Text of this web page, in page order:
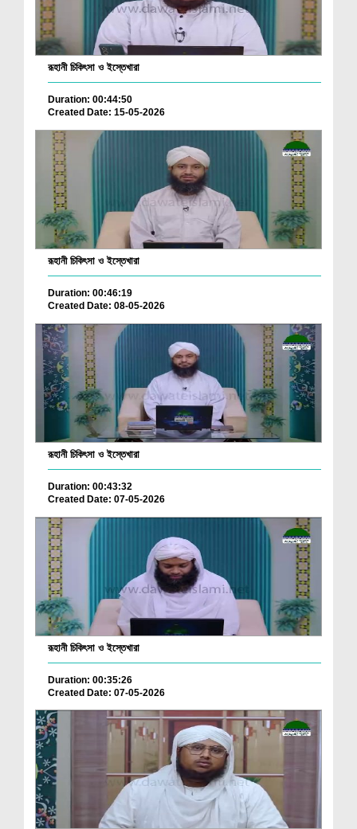
রূহানী চিকিৎসা ও ইস্তেখারা
Duration: 00:44:50
Created Date: 15-05-2026
রূহানী চিকিৎসা ও ইস্তেখারা
Duration: 00:46:19
Created Date: 08-05-2026
রূহানী চিকিৎসা ও ইস্তেখারা
Duration: 00:43:32
Created Date: 07-05-2026
রূহানী চিকিৎসা ও ইস্তেখারা
Duration: 00:35:26
Created Date: 07-05-2026